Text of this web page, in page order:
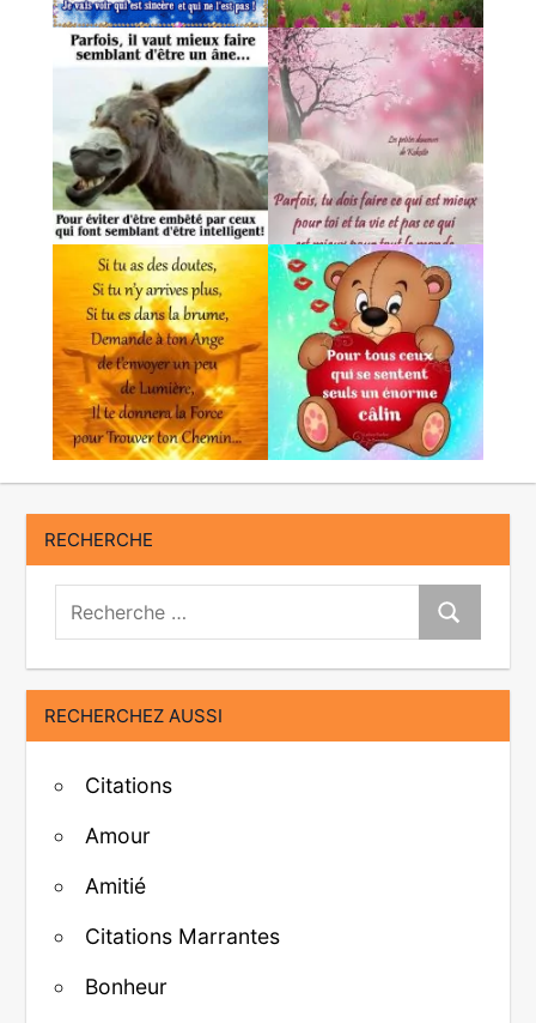
RECHERCHE
Recherche:
Recherche
RECHERCHEZ AUSSI
Citations
Amour
Amitié
Citations Marrantes
Bonheur